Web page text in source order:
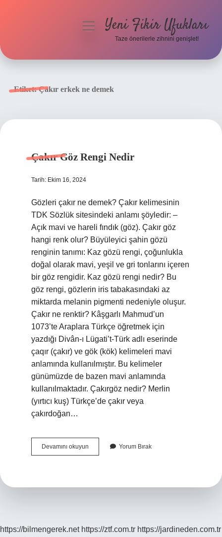
menüyüYeni Fikir Ufukları
Taze önerilerle zihnini genişlet!
Etiket:Çakır erkek ne demek
Çakır Göz Rengi Nedir
Tarih: Ekim 16, 2024
Gözleri çakır ne demek? Çakır kelimesinin
TDK Sözlük sitesindeki anlamı şöyledir: –
Açık mavi ve hareli fındık (göz). Çakır göz
hangi renk olur? Büyüleyici şahin gözü
renginin tanımı: Kaz gözü rengi, çoğunlukla
doğal olarak mavi, yeşil ve gri tonlarını içeren
bir göz rengidir. Kaz gözü rengi nedir? Bu
göz rengi, gözlerin iris tabakasındaki az
miktarda melanin pigmenti nedeniyle oluşur.
Çakır ne renktir? Kâşgarlı Mahmud’un
1073’te Araplara Türkçe öğretmek için
yazdığı Divân-ı Lügati’t-Türk adlı eserinde
çaqır (çakır) ve gök (kök) kelimeleri mavi
anlamında kullanılmıştır. Bu kelimeler
günümüzde de bazen mavi anlamında
kullanılmaktadır. Çakırgöz nedir? Merlin
(yırtıcı kuş) Türkçe’de çakır veya
çakırdoğan…
Devamını okuyun
Göz
Yorum Bırak
https://bilmengerek.net https://ztf.com.tr https://jardineden.com.tr